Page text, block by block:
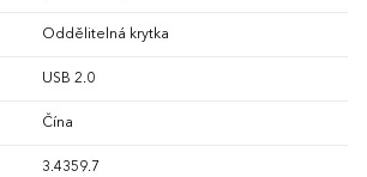
Oddělitelná krytka
USB 2.0
Čína
3.4359.7